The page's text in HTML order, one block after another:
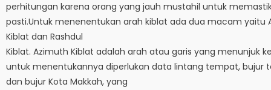
perhitungan karena orang yang jauh mustahil untuk
pasti.Untuk menenentukan arah kiblat ada dua macam yaitu
Kiblat dan Rashdul
Kiblat. Azimuth Kiblat adalah arah atau garis yang menunjuk
untuk menentukannya diperlukan data lintang tempat, bujur
dan bujur Kota Makkah, yang